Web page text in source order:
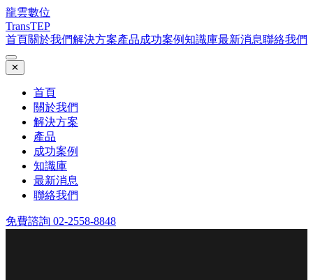
龍雲數位
TransTEP
首頁關於我們解決方案產品成功案例知識庫最新消息聯絡我們
✕
首頁
關於我們
解決方案
產品
成功案例
知識庫
最新消息
聯絡我們
免費諮詢 02-2558-8848